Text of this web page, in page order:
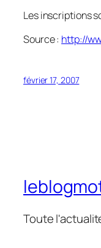
Les inscriptions
Source : http://
février 17, 2007
Toute